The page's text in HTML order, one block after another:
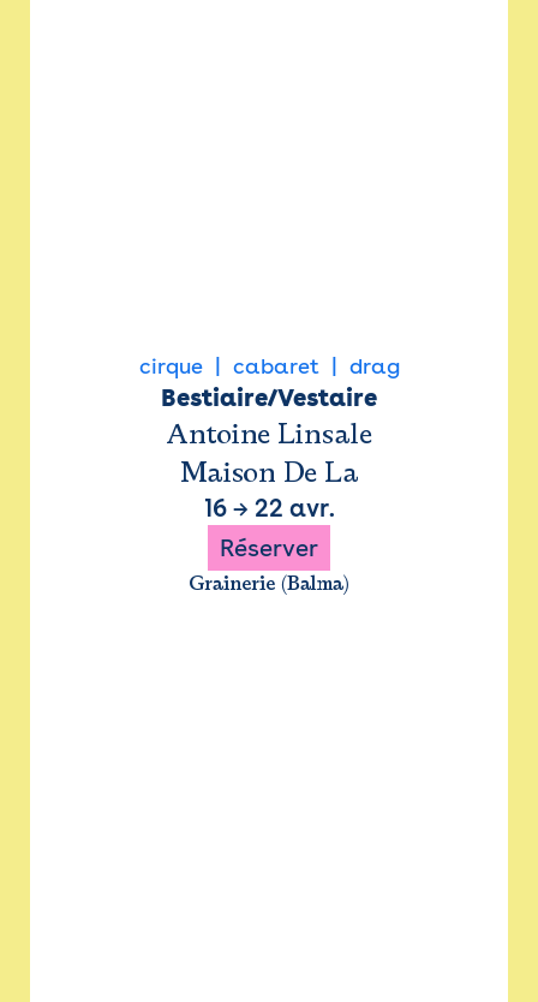
cirque cabaret drag
Bestiaire/Vestaire
Antoine Linsale
Maison De La
16→ 22 avr.
Réserver
Grainerie (Balma)